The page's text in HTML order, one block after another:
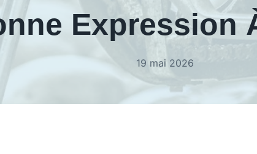
Expression
19 mai 2026